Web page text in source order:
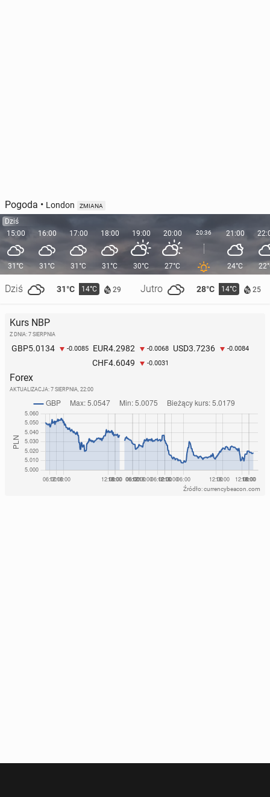
Pogoda • London ZMIANA
Dziś
15:00
31°C
Dziś 31°C 14°C 29 Jutro 28°C 14°C 25
16:00
31°C
17:00
31°C
18:00
31°C
19:00
30°C
20:00
27°C
20:36 21:00
24°C
Kurs NBP
Z DNIA: 7 SIERPNIA
GBP5.0134 -0.0085 EUR4.2982 -0.0068 USD3.7236 -0.0084
CHF4.6049 -0.0031
Forex
AKTUALIZACJA: 7 SIERPNIA, 22:00
Źródło: currencybeacon.com